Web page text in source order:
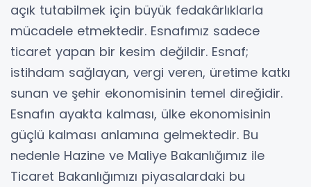
açık tutabilmek için büyük fedakârlıklarla
mücadele etmektedir. Esnafımız sadece
ticaret yapan bir kesim değildir. Esnaf;
istihdam sağlayan, vergi veren, üretime katkı
sunan ve şehir ekonomisinin temel direğidir.
Esnafın ayakta kalması, ülke ekonomisinin
güçlü kalması anlamına gelmektedir. Bu
nedenle Hazine ve Maliye Bakanlığımız ile
Ticaret Bakanlığımızı piyasalardaki bu